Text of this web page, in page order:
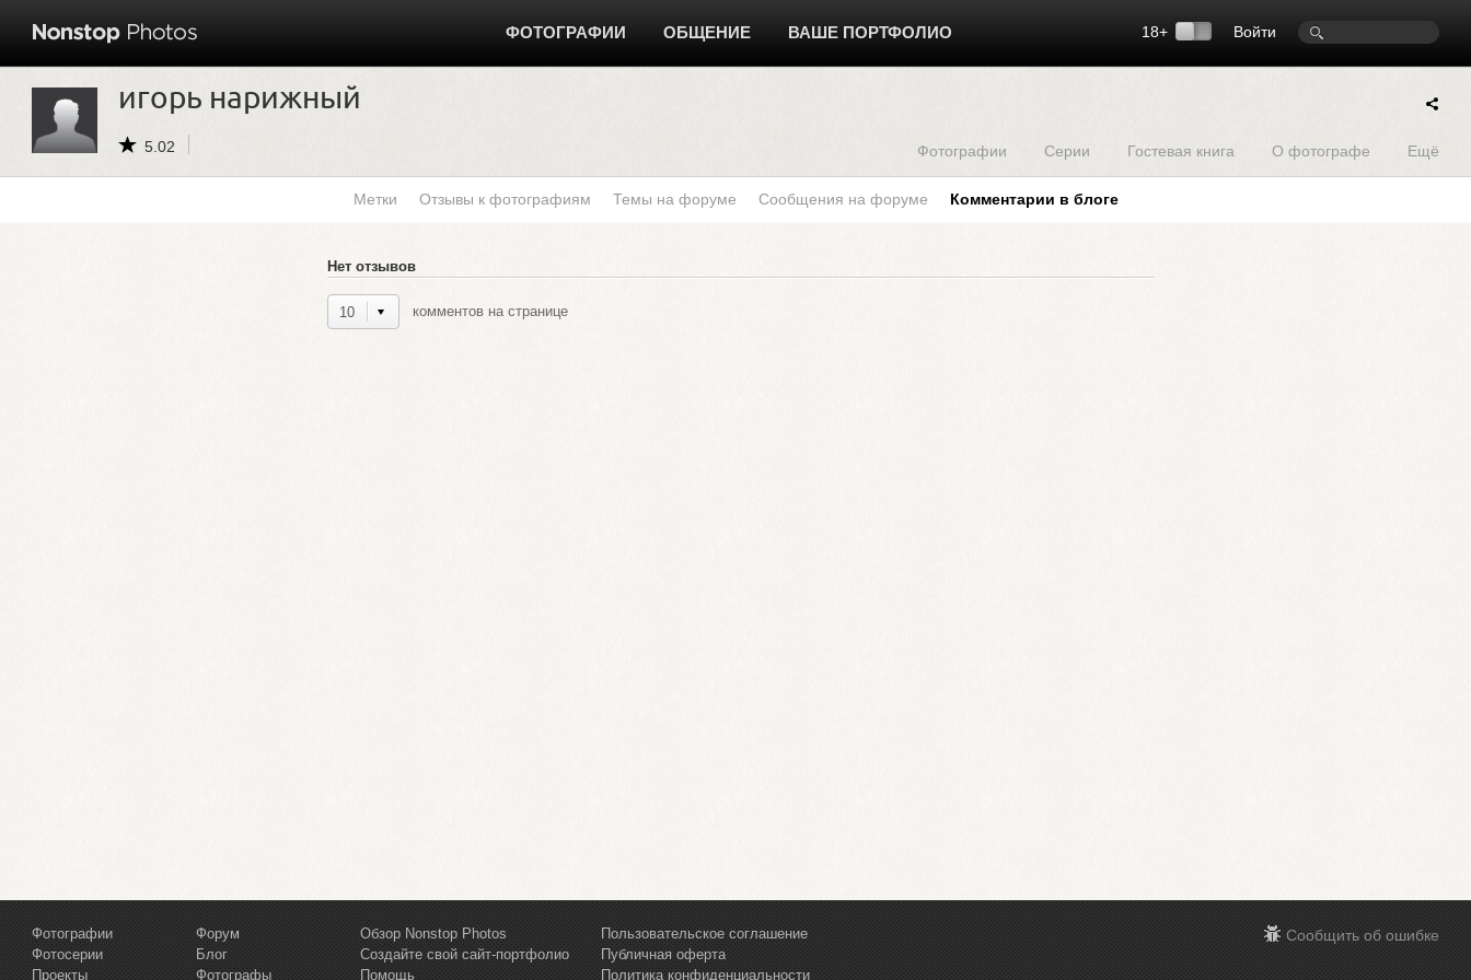
Войти
18+
ФОТОГРАФИИ ОБЩЕНИЕ ВАШЕ ПОРТФОЛИО
игорь нарижный
5.02 Фотографии Серии Гостевая книга О фотографе Ещё
Метки Отзывы к фотографиям Темы на форуме Сообщения на форуме Комментарии в блоге
Нет отзывов
10 комментов на странице
Фотографии
Фотосерии
Проекты
Форум
Блог
Фотографы
Обзор Nonstop Photos
Создайте свой сайт-портфолио
Помощь
Пользовательское соглашение
Публичная оферта
Политика конфиденциальности
Сообщить об ошибке